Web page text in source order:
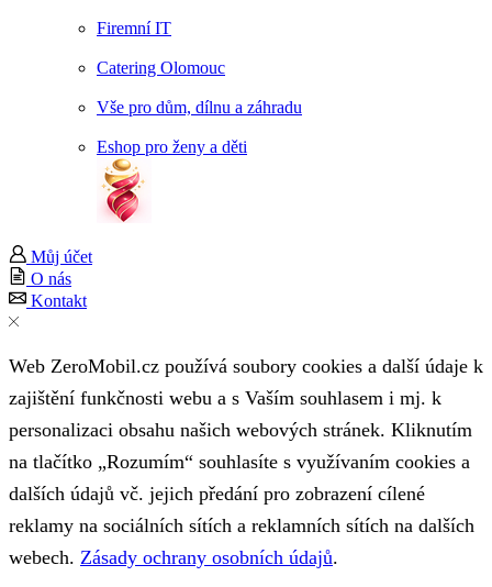
Firemní IT
Catering Olomouc
Vše pro dům, dílnu a záhradu
Eshop pro ženy a děti
Můj účet
O nás
Kontakt
Web ZeroMobil.cz používá soubory cookies a další údaje k
zajištění funkčnosti webu a s Vaším souhlasem i mj. k
personalizaci obsahu našich webových stránek. Kliknutím
na tlačítko „Rozumím“ souhlasíte s využívaním cookies a
dalších údajů vč. jejich předání pro zobrazení cílené
reklamy na sociálních sítích a reklamních sítích na dalších
webech. Zásady ochrany osobních údajů.